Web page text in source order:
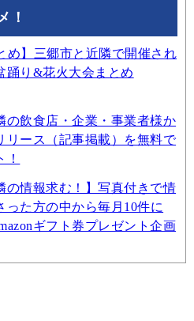
！
め】三郷市と近隣で開催され
踊り&花火大会まとめ
の飲食店・企業・事業者様か
リース（記事掲載）を無料で
の情報求む！】写真付きで情
った方の中から毎月10件に
ギフト券プレゼント企画